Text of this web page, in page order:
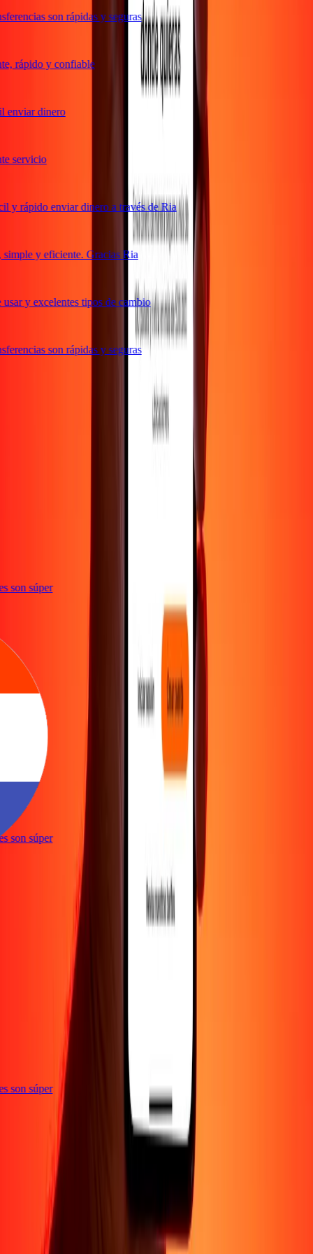
son rápidas y seguras
rápido y confiable
dinero
servicio
rápido enviar dinero a través de Ria
y eficiente. Gracias Ria
y excelentes tipos de cambio
son rápidas y seguras
son súper
son súper
son súper
Blog Corporativo
Política de privacidad
Aviso de cookiesTérminos y